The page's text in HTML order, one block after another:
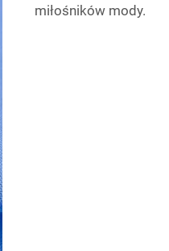
miłośników mody.